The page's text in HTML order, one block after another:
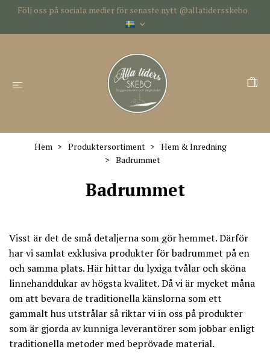
Följ oss på sociala medier för senaste nytt @allatidersskebo
Hem Produktersortiment
Hem & Inredning
Badrummet
Badrummet
Visst är det de små detaljerna som gör hemmet. Därför
har vi samlat exklusiva produkter för badrummet på en
och samma plats. Här hittar du lyxiga tvålar och sköna
linnehanddukar av högsta kvalitet. Då vi är mycket måna
om att bevara de traditionella känslorna som ett
gammalt hus utstrålar så riktar vi in oss på produkter
som är gjorda av kunniga leverantörer som jobbar enligt
traditionella metoder med beprövade material.